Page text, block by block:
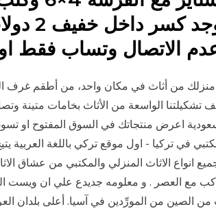
ارجل
الاتصال وتساب فقط او
منزلك من أثاث في مكان واحد، من أطقم غرف
الواسعة من الأثاث بخامات متينة
اعرض منتجاتك في السوق المفتوح او
في تركيا - اول موقع تركي باللغة العربية
انواع الاثاث المنزلي والمكتبي من عشاق
مع العصر . و معلومه جديدع علي ان
الأثاث من الصين من المورِّدين في آسيا. أعلى